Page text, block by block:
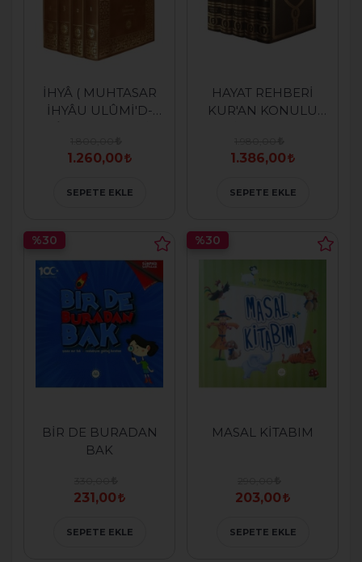
İHYÂ ( MUHTASAR
İHYÂU ULÛMİ'D-
1.260,00
SEPETE EKLE
HAYAT REHBERİ
KUR'AN KONULU
1.386,00
SEPETE EKLE
BİR DE BURADAN
BAK
231,00
%30
SEPETE EKLE
MASAL KİTABIM
203,00
%30
SEPETE EKLE